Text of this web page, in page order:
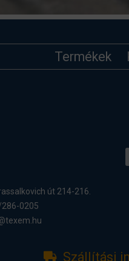
Termékek
út 214-216.
0205
Szállítási